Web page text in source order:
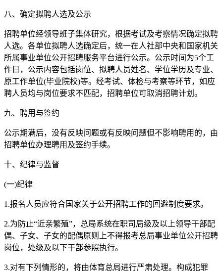
八、确定拟聘人选及公示
招聘单位经领导班子集体研究，根据考试及考察情况确定拟聘
人选。各单位拟聘人选确定后，统一在人社部中央和国家机关
所属事业单位公开招聘服务平台进行公示。公示时间为5个工
作日，公示内容包括岗位、拟聘人员姓名、学位学历及专业、
原工作单位(毕业院校)等。经考试、体检与考察等环节，如应
聘人员均与岗位要求不匹配，招聘单位可取消招聘计划。
九、聘用与签约
公示期满后，没有反映问题或有反映问题但不影响聘用的，由
招聘单位办理聘用及签约手续。
十、纪律与监督
(一)纪律
1.报名人员应符合国家关于公开招聘工作的回避制度要求。
2.为防止“近亲繁殖”，总局系统在职司局级及以上领导干部配
偶、子女、子女的配偶原则上不得报考总局事业单位公开招聘
岗位，处级及以下干部参照执行。
3.对有下列情形的，将由体育总局进行严肃处理。构成犯罪